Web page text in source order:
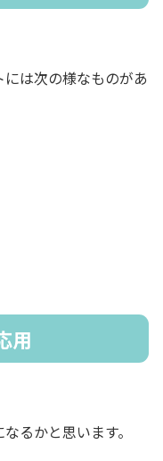
は次の様なものがあ
用
るかと思います。